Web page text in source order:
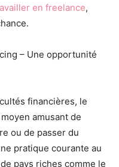
en freelance,
– Une opportunité
financières, le
amusant de
ou de passer du
pratique courante au
pays riches comme le